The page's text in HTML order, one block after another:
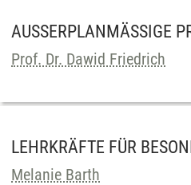
AUSSERPLANMÄSSIGE
Prof. Dr. Dawid Friedrich
LEHRKRÄFTE FÜR
Melanie Barth